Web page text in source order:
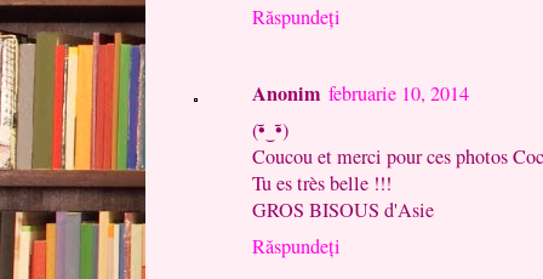
Răspundeți
Anonim februarie 10, 2014
(•̃‿•̃)
Coucou et merci pour ces photos
Tu es très belle !!!
GROS BISOUS d'Asie
Răspundeți